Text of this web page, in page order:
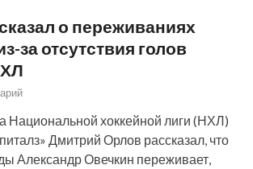
о переживаниях
за отсутствия голов
Национальной хоккейной лиги (НХЛ)
Дмитрий Орлов рассказал, что
Александр Овечкин переживает,